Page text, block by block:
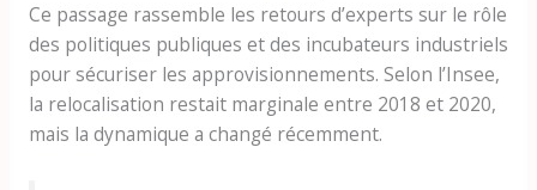
Ce passage rassemble les retours d’experts sur le rôle
des politiques publiques et des incubateurs industriels
pour sécuriser les approvisionnements. Selon l’Insee,
la relocalisation restait marginale entre 2018 et 2020,
mais la dynamique a changé récemment.